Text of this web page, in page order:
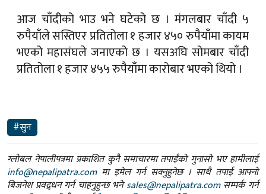
भएको महासंघले जनाएको छ । यसअघि सोमबार चाँदी
प्रतितोला १ हजार ४५५ रुपैयाँमा कारोबार भएको थियो ।
ग्लोबल नेपालीपत्रमा प्रकाशित कुनै समाचारमा तपाईंको गुनासो भए हामीलाई
info@nepalipatra.com
सक्नुहुनेछ । हामीसँग तपाईंफेसबुकरट्विटरमापनि जोडिन सक्नुहुन्छ ।